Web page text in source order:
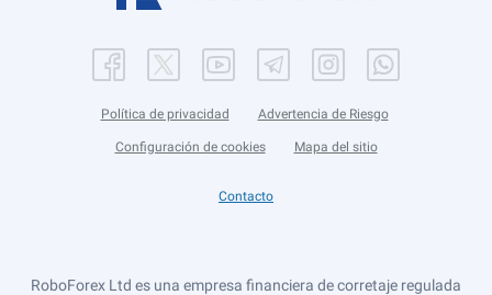
Política de privacidad Advertencia de Riesgo
Configuración de cookies Mapa del sitio
Contacto
RoboForex Ltd es una empresa financiera de corretaje regulada